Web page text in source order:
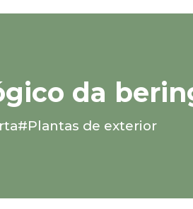
da
#Plantas de exterior